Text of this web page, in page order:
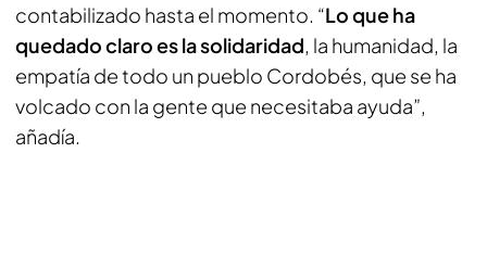
contabilizado hasta el momento. “Lo que ha
quedado claro es la solidaridad, la humanidad, la
empatía de todo un pueblo Cordobés, que se ha
volcado con la gente que necesitaba ayuda”,
añadía.